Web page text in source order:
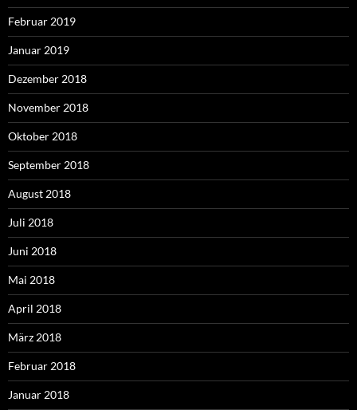
Februar 2019
Januar 2019
Dezember 2018
November 2018
Oktober 2018
September 2018
August 2018
Juli 2018
Juni 2018
Mai 2018
April 2018
März 2018
Februar 2018
Januar 2018